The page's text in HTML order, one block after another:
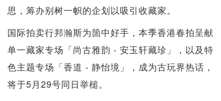
思，筹办别树一帜的企划以吸引收藏家。
国际拍卖行邦瀚斯为箇中好手，本季香港春拍呈献
单一藏家专场「尚古雅韵 - 安玉轩藏珍」，以及特
色主题专场「香道 - 静怡境」，成为古玩界热话，
将于5月29号同日举槌。